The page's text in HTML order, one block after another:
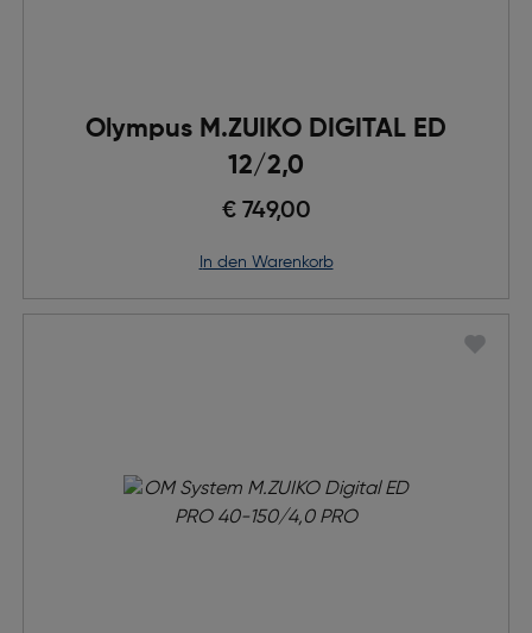
Olympus M.ZUIKO DIGITAL ED
12/2,0
€ 749,00
in den Warenkorb